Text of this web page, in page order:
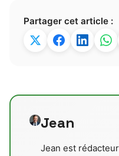
Partager cet article :
Jean
Jean est